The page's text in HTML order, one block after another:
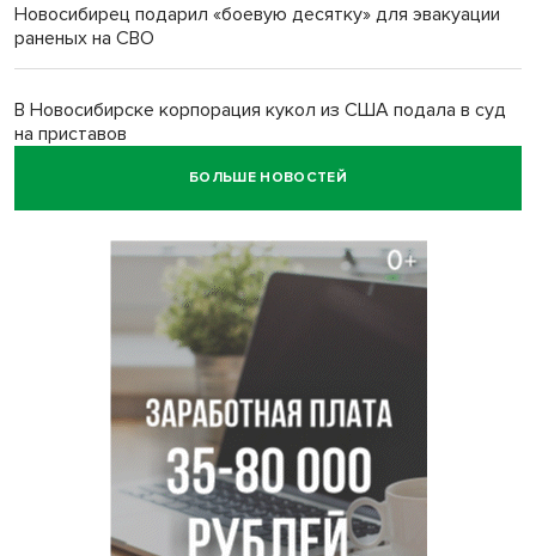
Новосибирец подарил «боевую десятку» для эвакуации
раненых на СВО
В Новосибирске корпорация кукол из США подала в суд
на приставов
В Новосибирске минздрав объявил бесплатную
В Новосибирске врачи прооперировали 25 тысяч
пациентов с катарактой
Знаменитый орангутан Бату отметил юбилей в
новосибирском зоопарке
Новосибирские хирурги спасли сердце восьмиклассницы
с донорским клапаном
БОЛЬШЕ НОВОСТЕЙ